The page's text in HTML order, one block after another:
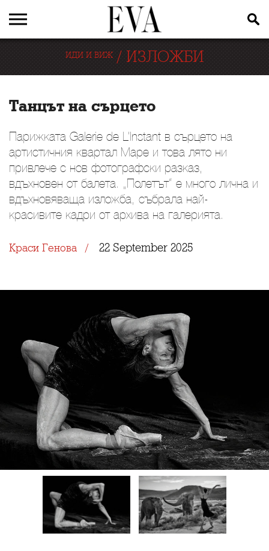
ИДИ И ВИЖ/ ИЗЛОЖБИ
Танцът на сърцето
Парижката Galerie de L’Instant в сърцето на
артистичния квартал Маре и това лято ни
привлече с нов фотографски разказ,
вдъхновен от балета. „Полетът“ е много лична и
вдъхновяваща изложба, събрала най-
красивите кадри от архива на галерията.
Краси Генова 22 September 2025